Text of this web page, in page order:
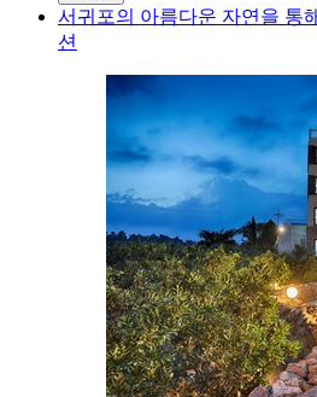
서귀포의 아름다운 자연을 통
션